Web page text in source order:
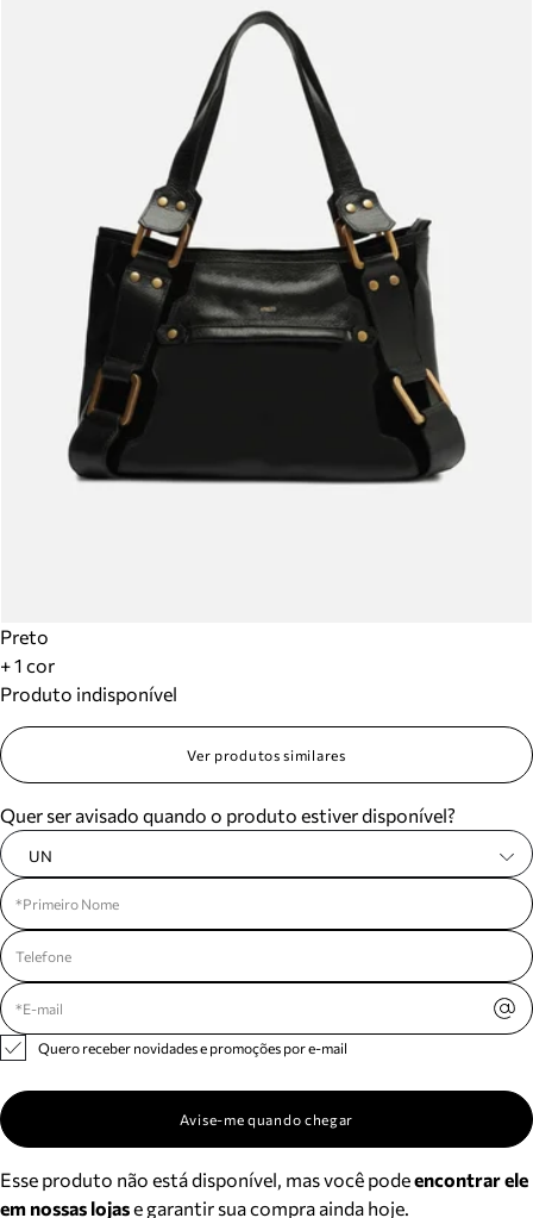
Preto
+ 1 cor
Produto indisponível
Ver produtos similares
Quer ser avisado quando o produto estiver disponível?
UN
Quero receber novidades e promoções por e-mail
Avise-me quando chegar
Esse produto não está disponível, mas você podeencontrar ele
em nossas lojase garantir sua compra ainda hoje.